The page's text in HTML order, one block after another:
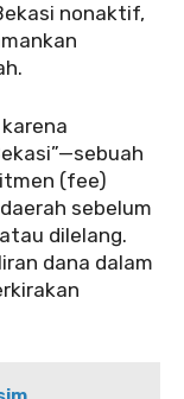
nonaktif,
(fee)
sebelum
dilelang.
dana dalam